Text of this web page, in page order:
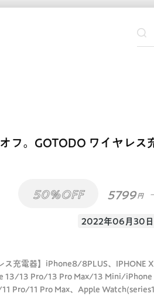
フ。GOTODO ワイヤレス
50%OFF 5799 円
2022年06月30日
ス充電器】iPhone8/8PLUS、IPHONE
13/13 Pro/13 Pro Max/13 Mini/
Pro/11 Pro Max、Apple